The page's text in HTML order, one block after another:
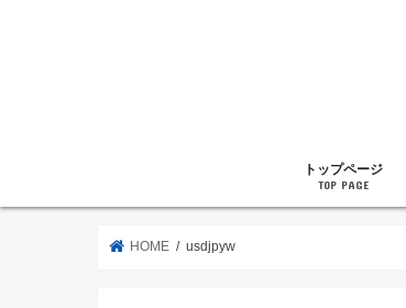
トップページ
TOP PAGE
HOME usdjpyw